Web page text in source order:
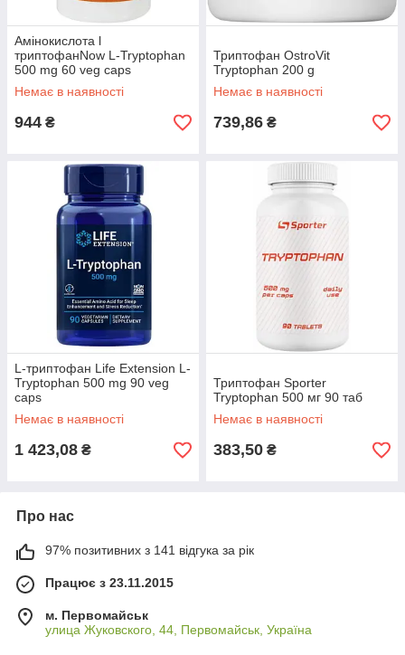
Амінокислота l
триптофанNow L-Tryptophan
500 mg 60 veg caps
Немає в наявності
944 ₴
Триптофан OstroVit
Tryptophan 200 g
Немає в наявності
739,86 ₴
L-триптофан Life Extension L-
Tryptophan 500 mg 90 veg
caps
Немає в наявності
1 423,08 ₴
Триптофан Sporter
Tryptophan 500 мг 90 таб
Немає в наявності
383,50 ₴
Про нас
97% позитивних з 141 відгука за рік
Працює з 23.11.2015
м. Первомайськ
улица Жуковского, 44, Первомайськ, Україна